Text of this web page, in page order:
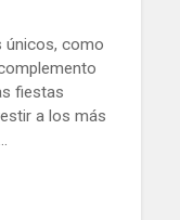
únicos, como
fiestas
a los más